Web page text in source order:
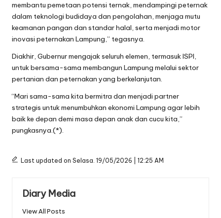
membantu pemetaan potensi ternak, mendampingi peternak
dalam teknologi budidaya dan pengolahan, menjaga mutu
keamanan pangan dan standar halal, serta menjadi motor
inovasi peternakan Lampung,” tegasnya.
Diakhir, Gubernur mengajak seluruh elemen, termasuk ISPI,
untuk bersama-sama membangun Lampung melalui sektor
pertanian dan peternakan yang berkelanjutan.
“Mari sama-sama kita bermitra dan menjadi partner
strategis untuk menumbuhkan ekonomi Lampung agar lebih
baik ke depan demi masa depan anak dan cucu kita,”
pungkasnya.(*).
Last updated on Selasa. 19/05/2026 | 12:25 AM
Diary Media
View All Posts